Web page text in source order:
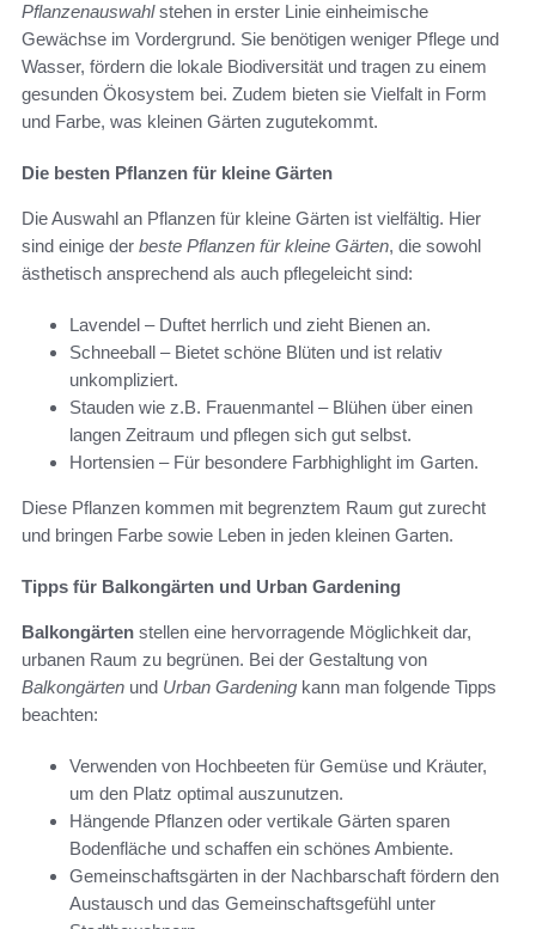
Pflanzenauswahlstehen in erster Linie einheimische
Gewächse im Vordergrund. Sie benötigen weniger Pflege und
Wasser, fördern die lokale Biodiversität und tragen zu einem
gesunden Ökosystem bei. Zudem bieten sie Vielfalt in Form
und Farbe, was kleinen Gärten zugutekommt.
Die besten Pflanzen für kleine Gärten
Die Auswahl an Pflanzen für kleine Gärten ist vielfältig. Hier
sind einige der beste Pflanzen für kleine Gärten, die sowohl
ästhetisch ansprechend als auch pflegeleicht sind:
Lavendel – Duftet herrlich und zieht Bienen an.
Schneeball – Bietet schöne Blüten und ist relativ
unkompliziert.
Stauden wie z.B. Frauenmantel – Blühen über einen
langen Zeitraum und pflegen sich gut selbst.
Hortensien – Für besondere Farbhighlight im Garten.
Diese Pflanzen kommen mit begrenztem Raum gut zurecht
und bringen Farbe sowie Leben in jeden kleinen Garten.
Tipps für Balkongärten und Urban Gardening
Balkongärten stellen eine hervorragende Möglichkeit dar,
urbanen Raum zu begrünen. Bei der Gestaltung von
Balkongärten und Urban Gardening kann man folgende Tipps
beachten:
Verwenden von Hochbeeten für Gemüse und Kräuter,
um den Platz optimal auszunutzen.
Hängende Pflanzen oder vertikale Gärten sparen
Bodenfläche und schaffen ein schönes Ambiente.
Gemeinschaftsgärten in der Nachbarschaft fördern den
Austausch und das Gemeinschaftsgefühl unter